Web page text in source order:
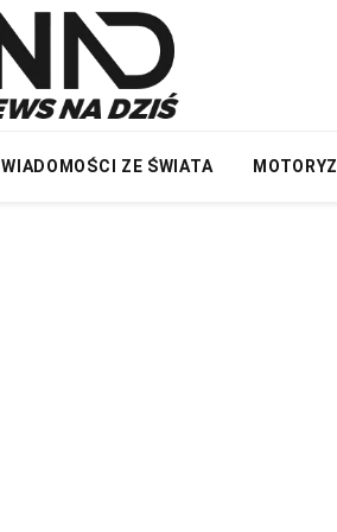
WIADOMOŚCI ZE ŚWIATA